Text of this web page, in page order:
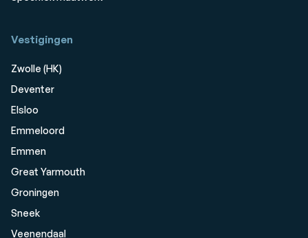
Vestigingen
Zwolle (HK)
Deventer
Elsloo
Emmeloord
Emmen
Great Yarmouth
Groningen
Sneek
Veenendaal